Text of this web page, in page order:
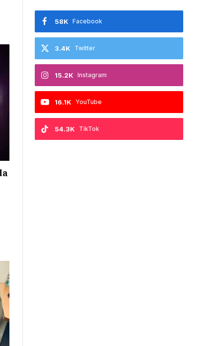
Facebook
58K
Twitter
3.4K
Instagram
15.2K
YouTube
16.1K
TikTok
54.3K